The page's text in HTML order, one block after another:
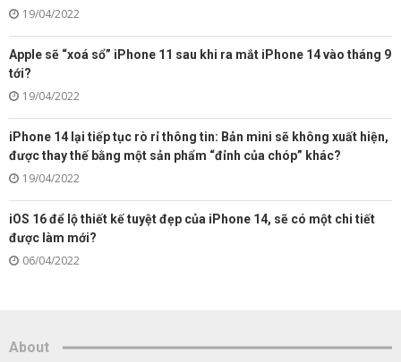
19/04/2022
Apple sẽ “xoá sổ” iPhone 11 sau khi ra mắt iPhone 14 vào tháng 9
tới?
19/04/2022
iPhone 14 lại tiếp tục rò rỉ thông tin: Bản mini sẽ không xuất hiện,
được thay thế bằng một sản phẩm “đỉnh của chóp” khác?
19/04/2022
iOS 16 để lộ thiết kế tuyệt đẹp của iPhone 14, sẽ có một chi tiết
được làm mới?
06/04/2022
About